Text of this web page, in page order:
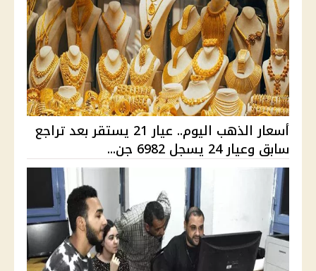
أسعار الذهب اليوم.. عيار 21 يستقر بعد تراجع
سابق وعيار 24 يسجل 6982 جن...